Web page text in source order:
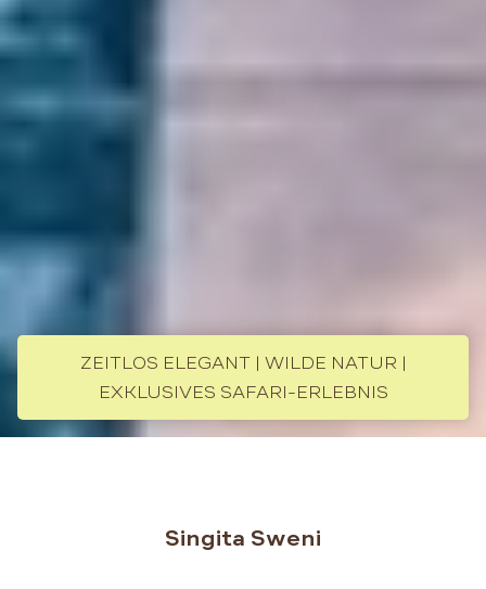
ZEITLOS ELEGANT | WILDE NATUR |
EXKLUSIVES SAFARI-ERLEBNIS
Singita Sweni